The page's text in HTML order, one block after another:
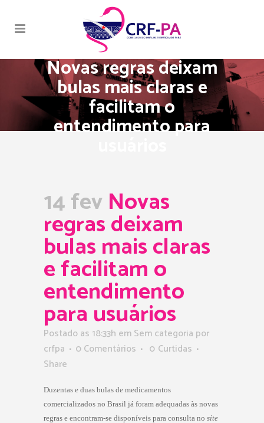
Novas regras deixam
bulas mais claras e
facilitam o
entendimento para
14 fev Novas
regras deixam
bulas mais claras
e facilitam o
entendimento
para usuários
Postado as 18:33h em Sem categoria por
crfpa
0 Comentários 0 Curtidas
Share
Duzentas e duas bulas de medicamentos
comercializados no Brasil já foram adequadas às novas
regras e encontram-se disponíveis para consulta no site